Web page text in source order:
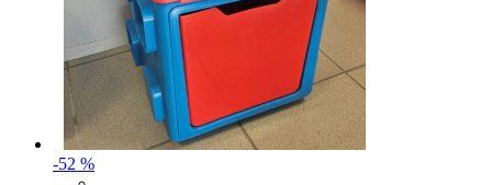
-52 %